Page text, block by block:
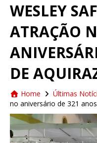
WESLEY
ATRAÇÃO
DE
Home Últimas
no aniversário de 321
Tocador
de
vídeo